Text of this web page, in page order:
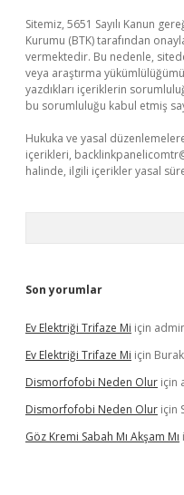
Sitemiz, 5651 Sayılı Kanun
Kurumu (BTK) tarafından
vermektedir. Bu nedenle,
veya araştırma
yazdıkları içeriklerin
bu sorumluluğu kabul etmiş
Hukuka ve yasal
içerikleri,
halinde, ilgili içerikler yasal
Son yorumlar
Ev Elektriği Trifaze Mi için
Ev Elektriği Trifaze Mi için Burak
Dismorfofobi Neden Olur için
Dismorfofobi Neden Olur için
Göz Kremi Sabah Mı Akşam Mı